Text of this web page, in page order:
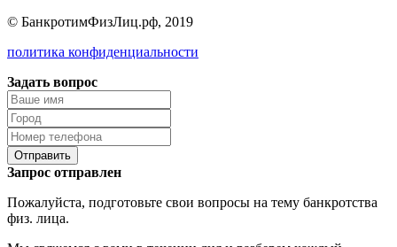
© БанкротимФизЛиц.рф, 2019
политика конфиденциальности
Задать вопрос
Отправить
Запрос отправлен
Пожалуйста, подготовьте свои вопросы на тему банкротства
физ. лица.